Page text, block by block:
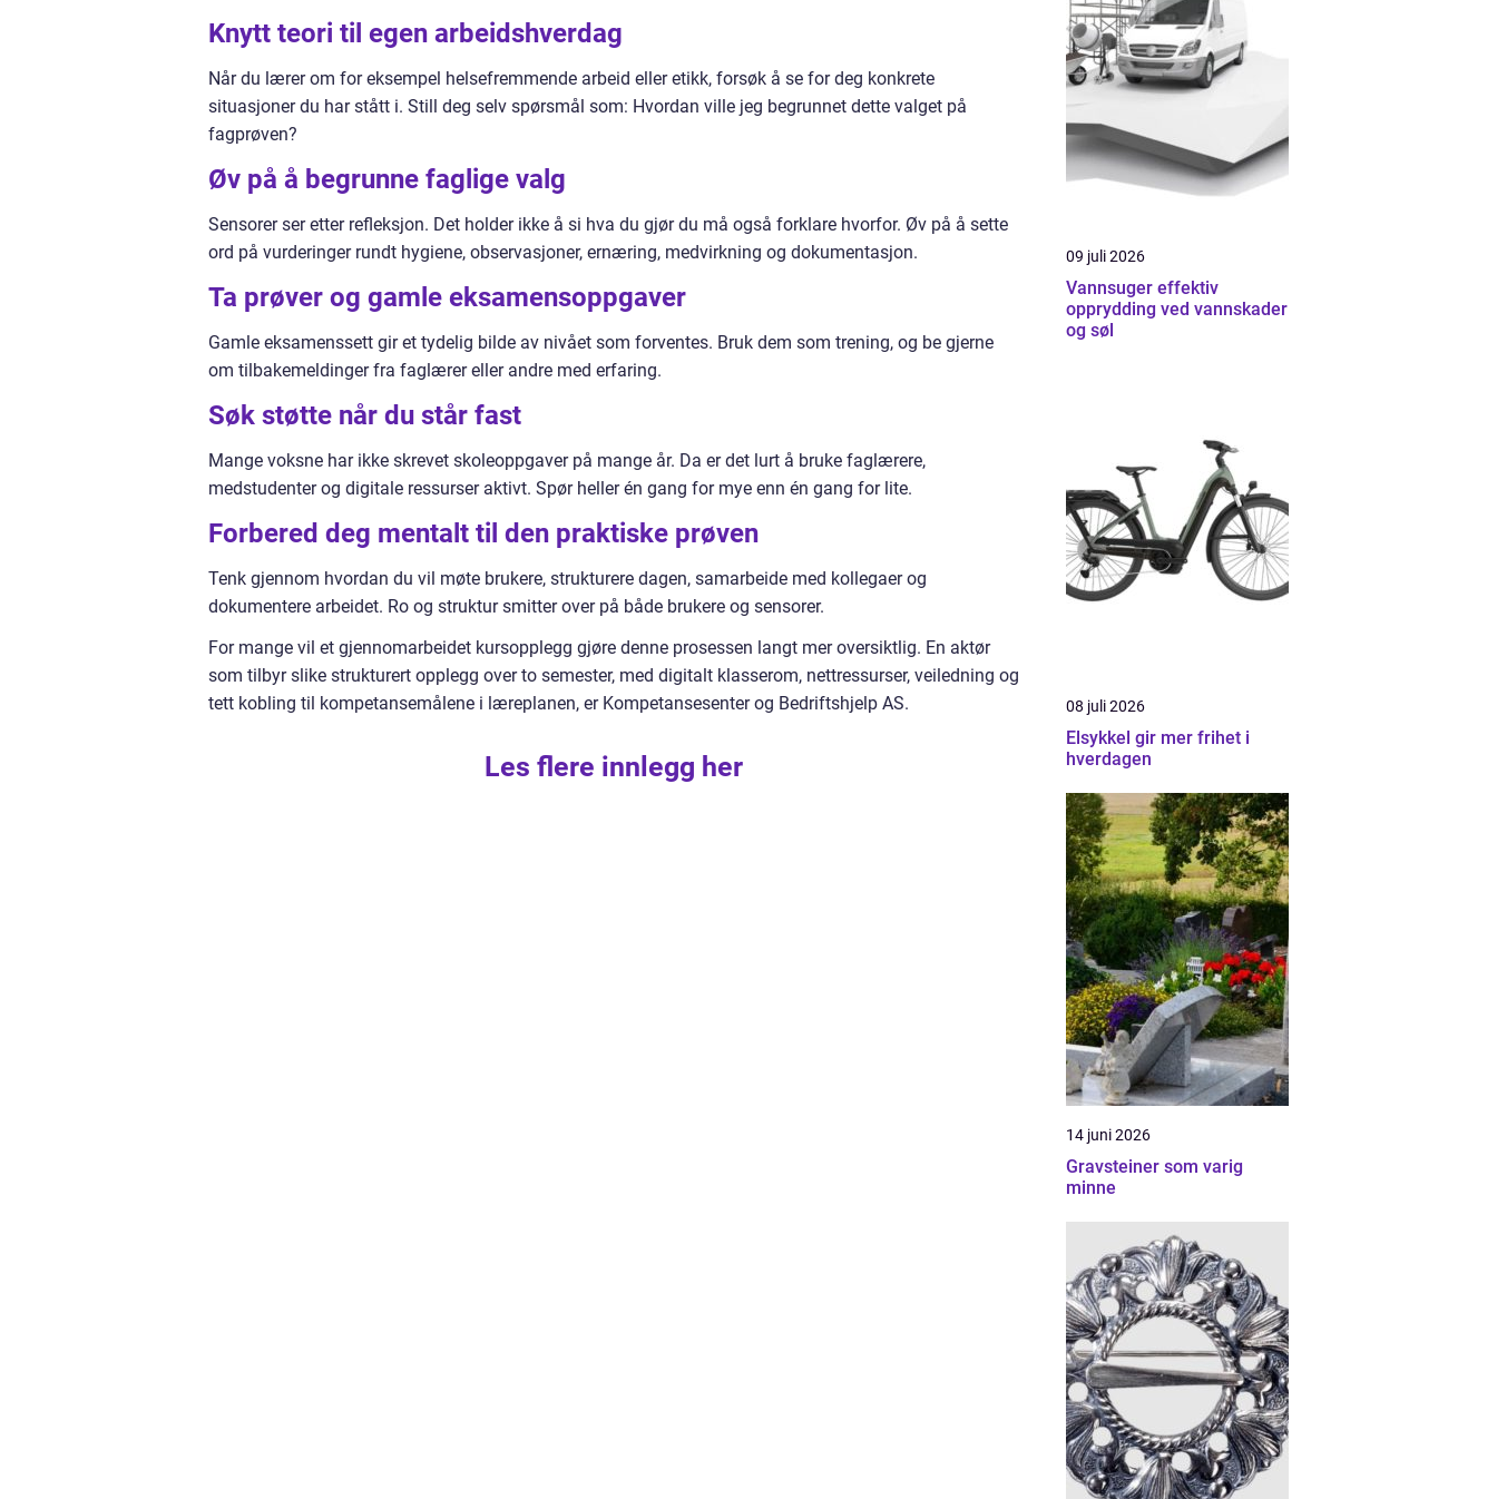
Knytt teori til egen arbeidshverdag
Når du lærer om for eksempel helsefremmende arbeid eller etikk, forsøk å se for deg konkrete
situasjoner du har stått i. Still deg selv spørsmål som: Hvordan ville jeg begrunnet dette valget på
fagprøven?
Øv på å begrunne faglige valg
Sensorer ser etter refleksjon. Det holder ikke å si hva du gjør du må også forklare hvorfor. Øv på å sette
ord på vurderinger rundt hygiene, observasjoner, ernæring, medvirkning og dokumentasjon.
Ta prøver og gamle eksamensoppgaver
Gamle eksamenssett gir et tydelig bilde av nivået som forventes. Bruk dem som trening, og be gjerne
om tilbakemeldinger fra faglærer eller andre med erfaring.
Søk støtte når du står fast
Mange voksne har ikke skrevet skoleoppgaver på mange år. Da er det lurt å bruke faglærere,
medstudenter og digitale ressurser aktivt. Spør heller én gang for mye enn én gang for lite.
Forbered deg mentalt til den praktiske prøven
Tenk gjennom hvordan du vil møte brukere, strukturere dagen, samarbeide med kollegaer og
dokumentere arbeidet. Ro og struktur smitter over på både brukere og sensorer.
For mange vil et gjennomarbeidet kursopplegg gjøre denne prosessen langt mer oversiktlig. En aktør
som tilbyr slike strukturert opplegg over to semester, med digitalt klasserom, nettressurser, veiledning og
tett kobling til kompetansemålene i læreplanen, er Kompetansesenter og Bedriftshjelp AS.
Les flere innlegg her
09 juli 2026
Vannsuger effektiv
opprydding ved vannskader
og søl
08 juli 2026
Elsykkel gir mer frihet i
hverdagen
14 juni 2026
Gravsteiner som varig
minne